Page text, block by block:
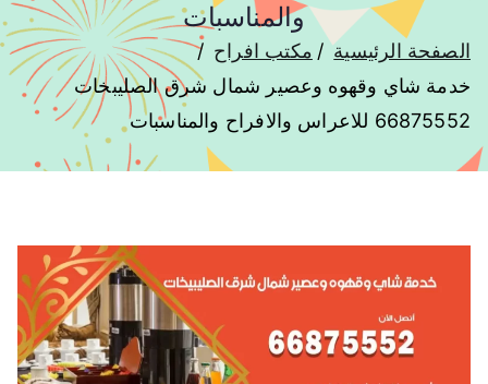
والمناسبات
الصفحة الرئيسية
مكتب افراح
خدمة شاي وقهوه وعصير شمال شرق الصليبخات
66875552 للاعراس والافراح والمناسبات